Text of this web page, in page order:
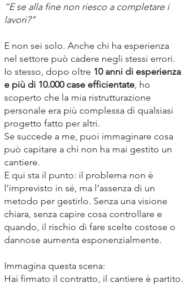
“E se alla fine non riesco a completare i
lavori?”
E non sei solo. Anche chi ha esperienza
nel settore può cadere negli stessi errori.
Io stesso, dopo oltre 10 anni di esperienza
e più di 10.000 case efficientate, ho
scoperto che la mia ristrutturazione
personale era più complessa di qualsiasi
progetto fatto per altri.
Se succede a me, puoi immaginare cosa
può capitare a chi non ha mai gestito un
cantiere.
E qui sta il punto: il problema non è
l’imprevisto in sé, ma l’assenza di un
metodo per gestirlo. Senza una visione
chiara, senza capire cosa controllare e
quando, il rischio di fare scelte costose o
dannose aumenta esponenzialmente.
Immagina questa scena:
Hai firmato il contratto, il cantiere è partito.